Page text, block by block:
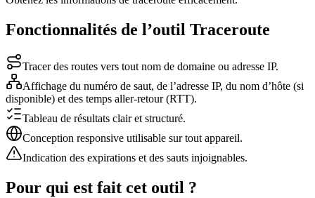
Fonctionnalités de l’outil Traceroute
Tracer des routes vers tout nom de domaine ou adresse IP.
Affichage du numéro de saut, de l’adresse IP, du nom d’hôte (si
disponible) et des temps aller‑retour (RTT).
Tableau de résultats clair et structuré.
Conception responsive utilisable sur tout appareil.
Indication des expirations et des sauts injoignables.
Pour qui est fait cet outil ?